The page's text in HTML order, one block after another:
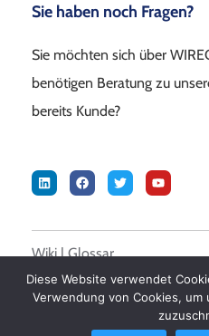
Sie haben noch Fragen?
Sie möchten sich über
benötigen Beratung zu
bereits Kunde?
Wiki|Glossar
© 2026 DALASON GmbH –
Diese Website verwendet
Verwendung von Cookies, um